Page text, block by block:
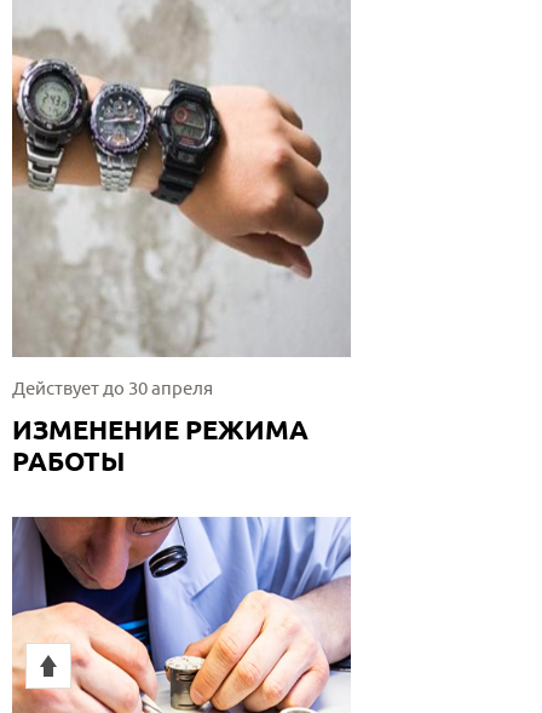
Действует до 30 апреля
ИЗМЕНЕНИЕ РЕЖИМА
РАБОТЫ